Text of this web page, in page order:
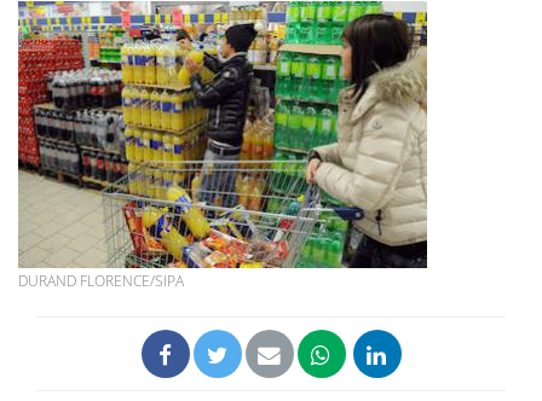
DURAND FLORENCE/SIPA